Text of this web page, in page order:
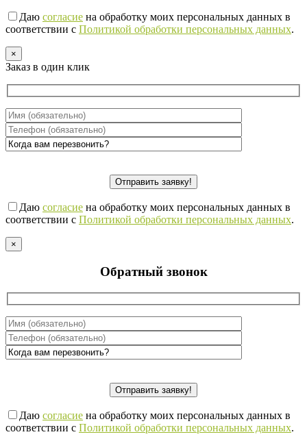
Даю согласие на обработку моих персональных данных в
соответствии с Политикой обработки персональных данных.
×
Заказ в один клик
Даю согласие на обработку моих персональных данных в
соответствии с Политикой обработки персональных данных.
×
Обратный звонок
Даю согласие на обработку моих персональных данных в
соответствии с Политикой обработки персональных данных.